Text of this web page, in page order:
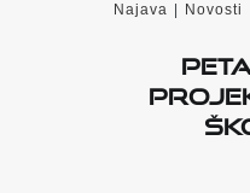
Najava Novosti